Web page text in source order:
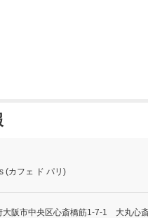
(カフェ ド パリ)
大阪市中央区心斎橋筋1-7-1 大丸心